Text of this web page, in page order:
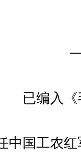
已编入
中国工农